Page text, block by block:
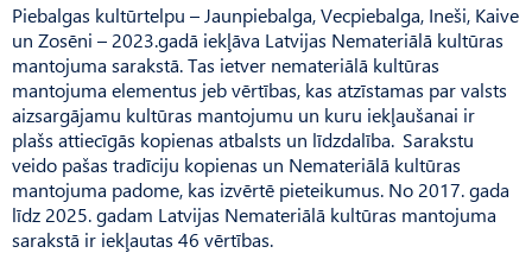
Piebalgas kultūrtelpu – Jaunpiebalga, Vecpiebalga, Ineši, Kaive
un Zosēni – 2023.gadā iekļāva Latvijas Nemateriālā kultūras
mantojuma sarakstā. Tas ietver nemateriālā kultūras
mantojuma elementus jeb vērtības, kas atzīstamas par valsts
aizsargājamu kultūras mantojumu un kuru iekļaušanai ir
plašs attiecīgās kopienas atbalsts un līdzdalība. Sarakstu
veido pašas tradīciju kopienas un Nemateriālā kultūras
mantojuma padome, kas izvērtē pieteikumus. No 2017. gada
līdz 2025. gadam Latvijas Nemateriālā kultūras mantojuma
sarakstā ir iekļautas 46 vērtības.